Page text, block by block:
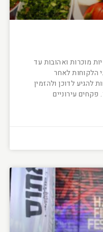
מוכרות ואהובות עד
הלקוחות לאחר
להגיע לדוכן ולהזמין
פקחים עירוניים